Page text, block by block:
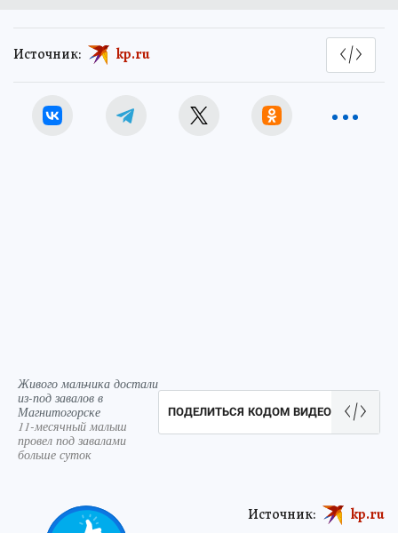
Источник: kp.ru
Живого мальчика достали
из-под завалов в
Магнитогорске
11-месячный малыш
провел под завалами
больше суток
ПОДЕЛИТЬСЯ КОДОМ ВИДЕО
Источник: kp.ru